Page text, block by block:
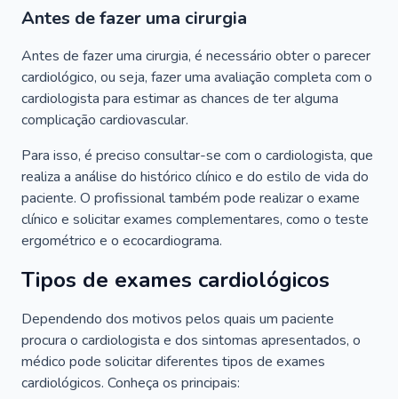
Antes de fazer uma cirurgia
Antes de fazer uma cirurgia, é necessário obter o parecer
cardiológico, ou seja, fazer uma avaliação completa com o
cardiologista para estimar as chances de ter alguma
complicação cardiovascular.
Para isso, é preciso consultar-se com o cardiologista, que
realiza a análise do histórico clínico e do estilo de vida do
paciente. O profissional também pode realizar o exame
clínico e solicitar exames complementares, como o teste
ergométrico e o ecocardiograma.
Tipos de exames cardiológicos
Dependendo dos motivos pelos quais um paciente
procura o cardiologista e dos sintomas apresentados, o
médico pode solicitar diferentes tipos de exames
cardiológicos. Conheça os principais: